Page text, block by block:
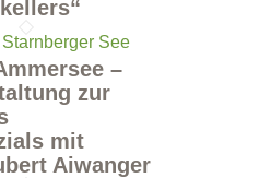
–
zur
mit
Aiwanger